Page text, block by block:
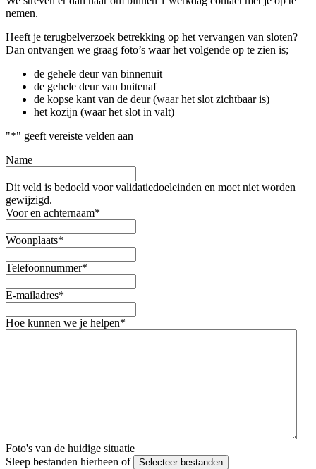
nemen.
Heeft je terugbelverzoek betrekking op het vervangen van sloten?
Dan ontvangen we graag foto’s waar het volgende op te zien is;
de gehele deur van binnenuit
de gehele deur van buitenaf
de kopse kant van de deur (waar het slot zichtbaar is)
het kozijn (waar het slot in valt)
"*" geeft vereiste velden aan
Name
Dit veld is bedoeld voor validatiedoeleinden en moet niet worden
gewijzigd.
Voor en achternaam*
Woonplaats*
Telefoonnummer*
E-mailadres*
Hoe kunnen we je helpen*
Foto's van de huidige situatie
Sleep bestanden hierheen of
Selecteer bestanden